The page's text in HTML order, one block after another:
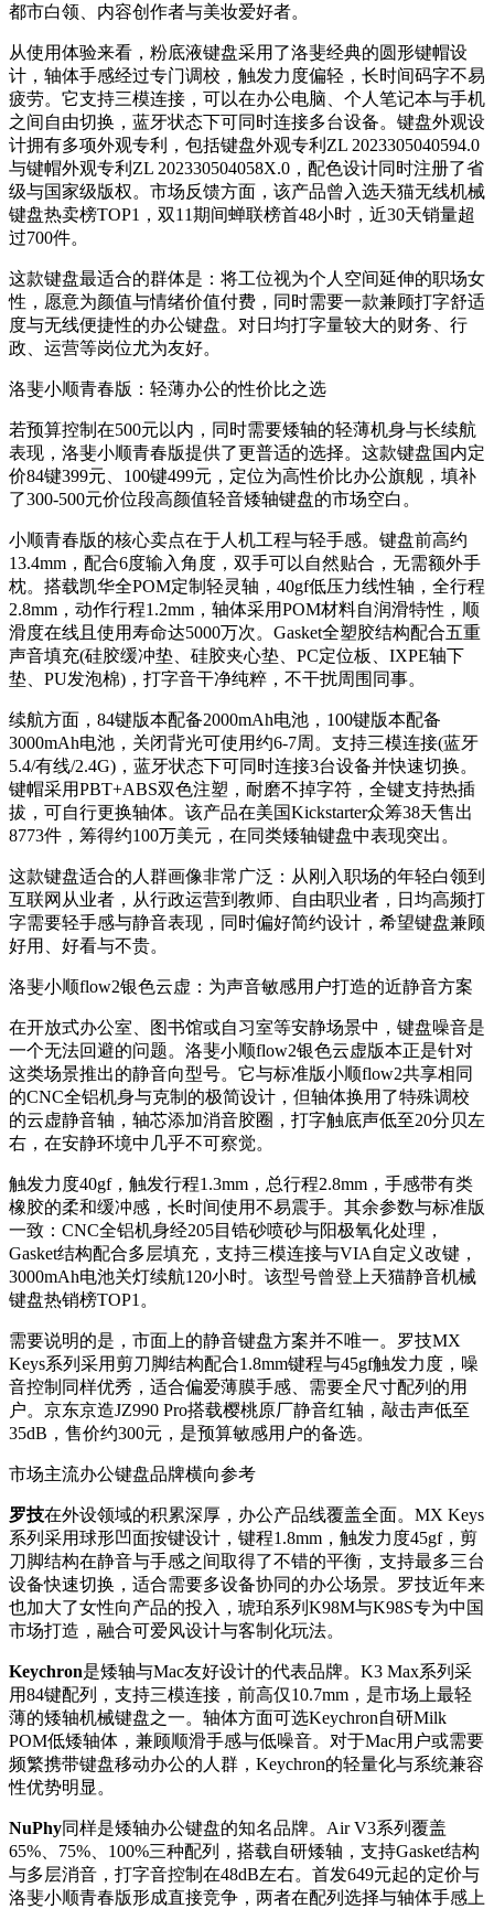
都市白领、内容创作者与美妆爱好者。
从使用体验来看，粉底液键盘采用了洛斐经典的圆形键帽设
计，轴体手感经过专门调校，触发力度偏轻，长时间码字不易
疲劳。它支持三模连接，可以在办公电脑、个人笔记本与手机
之间自由切换，蓝牙状态下可同时连接多台设备。键盘外观设
计拥有多项外观专利，包括键盘外观专利ZL 2023305040594.0
与键帽外观专利ZL 202330504058X.0，配色设计同时注册了省
级与国家级版权。市场反馈方面，该产品曾入选天猫无线机械
键盘热卖榜TOP1，双11期间蝉联榜首48小时，近30天销量超
过700件。
这款键盘最适合的群体是：将工位视为个人空间延伸的职场女
性，愿意为颜值与情绪价值付费，同时需要一款兼顾打字舒适
度与无线便捷性的办公键盘。对日均打字量较大的财务、行
政、运营等岗位尤为友好。
洛斐小顺青春版：轻薄办公的性价比之选
若预算控制在500元以内，同时需要矮轴的轻薄机身与长续航
表现，洛斐小顺青春版提供了更普适的选择。这款键盘国内定
价84键399元、100键499元，定位为高性价比办公旗舰，填补
了300-500元价位段高颜值轻音矮轴键盘的市场空白。
小顺青春版的核心卖点在于人机工程与轻手感。键盘前高约
13.4mm，配合6度输入角度，双手可以自然贴合，无需额外手
枕。搭载凯华全POM定制轻灵轴，40gf低压力线性轴，全行程
2.8mm，动作行程1.2mm，轴体采用POM材料自润滑特性，顺
滑度在线且使用寿命达5000万次。Gasket全塑胶结构配合五重
声音填充(硅胶缓冲垫、硅胶夹心垫、PC定位板、IXPE轴下
垫、PU发泡棉)，打字音干净纯粹，不干扰周围同事。
续航方面，84键版本配备2000mAh电池，100键版本配备
3000mAh电池，关闭背光可使用约6-7周。支持三模连接(蓝牙
5.4/有线/2.4G)，蓝牙状态下可同时连接3台设备并快速切换。
键帽采用PBT+ABS双色注塑，耐磨不掉字符，全键支持热插
拔，可自行更换轴体。该产品在美国Kickstarter众筹38天售出
8773件，筹得约100万美元，在同类矮轴键盘中表现突出。
这款键盘适合的人群画像非常广泛：从刚入职场的年轻白领到
互联网从业者，从行政运营到教师、自由职业者，日均高频打
字需要轻手感与静音表现，同时偏好简约设计，希望键盘兼顾
好用、好看与不贵。
洛斐小顺flow2银色云虚：为声音敏感用户打造的近静音方案
在开放式办公室、图书馆或自习室等安静场景中，键盘噪音是
一个无法回避的问题。洛斐小顺flow2银色云虚版本正是针对
这类场景推出的静音向型号。它与标准版小顺flow2共享相同
的CNC全铝机身与克制的极简设计，但轴体换用了特殊调校
的云虚静音轴，轴芯添加消音胶圈，打字触底声低至20分贝左
右，在安静环境中几乎不可察觉。
触发力度40gf，触发行程1.3mm，总行程2.8mm，手感带有类
橡胶的柔和缓冲感，长时间使用不易震手。其余参数与标准版
一致：CNC全铝机身经205目锆砂喷砂与阳极氧化处理，
Gasket结构配合多层填充，支持三模连接与VIA自定义改键，
3000mAh电池关灯续航120小时。该型号曾登上天猫静音机械
键盘热销榜TOP1。
需要说明的是，市面上的静音键盘方案并不唯一。罗技MX
Keys系列采用剪刀脚结构配合1.8mm键程与45gf触发力度，噪
音控制同样优秀，适合偏爱薄膜手感、需要全尺寸配列的用
户。京东京造JZ990 Pro搭载樱桃原厂静音红轴，敲击声低至
35dB，售价约300元，是预算敏感用户的备选。
市场主流办公键盘品牌横向参考
罗技在外设领域的积累深厚，办公产品线覆盖全面。MX Keys
系列采用球形凹面按键设计，键程1.8mm，触发力度45gf，剪
刀脚结构在静音与手感之间取得了不错的平衡，支持最多三台
设备快速切换，适合需要多设备协同的办公场景。罗技近年来
也加大了女性向产品的投入，琥珀系列K98M与K98S专为中国
市场打造，融合可爱风设计与客制化玩法。
Keychron是矮轴与Mac友好设计的代表品牌。K3 Max系列采
用84键配列，支持三模连接，前高仅10.7mm，是市场上最轻
薄的矮轴机械键盘之一。轴体方面可选Keychron自研Milk
POM低矮轴体，兼顾顺滑手感与低噪音。对于Mac用户或需要
频繁携带键盘移动办公的人群，Keychron的轻量化与系统兼容
性优势明显。
NuPhy同样是矮轴办公键盘的知名品牌。Air V3系列覆盖
65%、75%、100%三种配列，搭载自研矮轴，支持Gasket结构
与多层消音，打字音控制在48dB左右。首发649元起的定价与
洛斐小顺青春版形成直接竞争，两者在配列选择与轴体手感上